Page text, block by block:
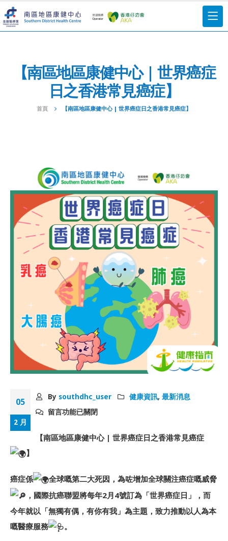
【南區地區康健中心 | 世界癌症
日之香港常見癌症】
首頁 【南區地區康健中心 | 世界癌症日之香港常見癌症】
05
2 月
By southdhc_user 健康資訊,最新消息
留言功能已關閉
【南區地區康健中心 | 世界癌症日之香港常見癌症
】
癌症係
全球嘅第二大死因，為咗增加全球關注癌症嘅威脅
，國際抗癌聯盟將每年2月4號訂為「世界癌症日」，而
今年就以「無獨有偶，有你有我」為主題，致力推動以人為本
嘅醫療服務
。